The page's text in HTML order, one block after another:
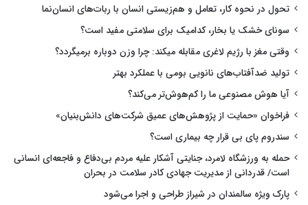
تحول در نحوه کار، تعامل و هم‌زیستی انسان با ربات‌های انسان‌نما
سونای خشک یا بخار، کدامیک برای سلامتی مفید است؟
وقتی مغز با رژیم لاغری مقابله میکند: چرا وزن دوباره برمیگردد؟
تولید ضدآفتاب‌های نانویی بومی با عملکرد بهتر
آیا هوش مصنوعی ما را کم‌هوش‌تر می‌کند؟
فراخوان «حمایت از پژوهش‌های عمیق شرکت‌های دانش‌بنیان»
سندروم پای بی قرار چه بیماری است؟
حمله به ورزشگاه لامرد، جنایتی آشکار علیه مردم بی‌دفاع و فاجعه‌ای انسانی
است/ قدردانی از مدیریت جهادی کادر سلامت در بحران
پارک ویژه سالمندان در شیراز طراحی و اجرا می‌شود